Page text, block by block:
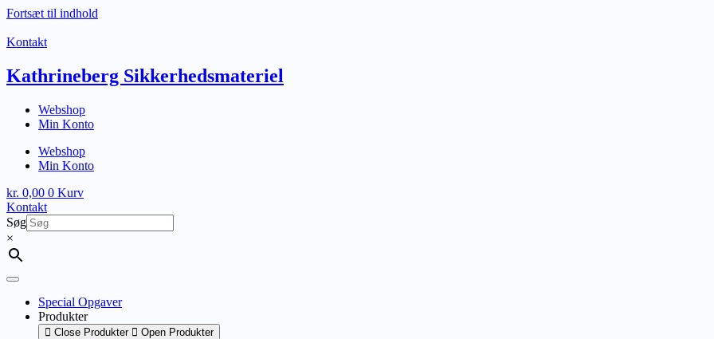
Fortsæt til indhold
Kontakt
Kathrineberg Sikkerhedsmateriel
Webshop
Min Konto
Webshop
Min Konto
kr. 0,00 0 Kurv
Kontakt
Søg
×
Special Opgaver
Produkter
Close Produkter Open Produkter